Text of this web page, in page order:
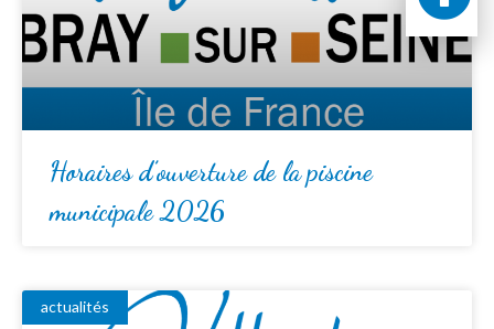
Horaires d’ouverture de la piscine
municipale 2026
actualités